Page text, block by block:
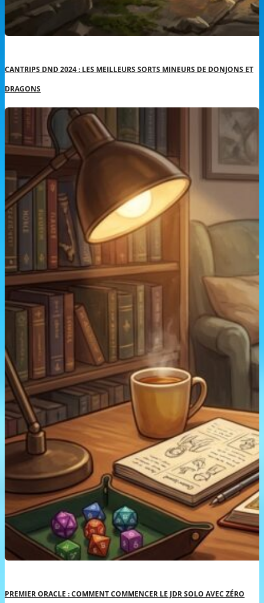
CANTRIPS DND 2024 : LES MEILLEURS SORTS MINEURS DE DONJONS ET
DRAGONS
PREMIER ORACLE : COMMENT COMMENCER LE JDR SOLO AVEC ZÉRO